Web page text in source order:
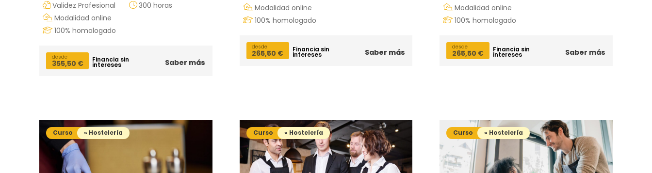
Validez Profesional
300 horas
Modalidad online
100% homologado
desde
355,50 € Financia sin
intereses Saber más
Modalidad online
100% homologado
desde
265,50 € Financia sin
intereses Saber más
Modalidad online
100% homologado
desde
265,50 € Financia sin
intereses Saber más
Curso » Hostelería Curso » Hostelería Curso » Hostelería
¿Necesitas más información sobre un curso?